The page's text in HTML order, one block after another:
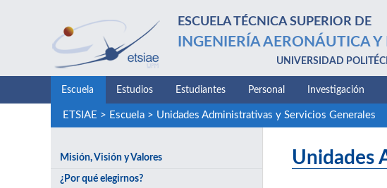
ESCUELA TÉCNICA SUPERIOR DE
INGENIERÍA AERONÁUTICA Y
UNIVERSIDAD
Escuela Estudios Estudiantes Personal Investigación
ETSIAE > Escuela> Unidades Administrativas y Servicios Generales
Misión, Visión y Valores
¿Por qué elegirnos?
Unidades